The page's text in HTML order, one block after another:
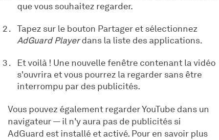
que vous souhaitez regarder.
Tapez sur le bouton Partager et sélectionnez
AdGuard Playerdans la liste des applications.
Et voilà ! Une nouvelle fenêtre contenant la vidéo
s'ouvrira et vous pourrez la regarder sans être
interrompu par des publicités.
Vous pouvez également regarder YouTube dans un
navigateur — il n'y aura pas de publicités si
AdGuard est installé et activé. Pour en savoir plus